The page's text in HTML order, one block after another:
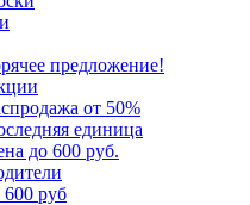
предложение!
от 50%
единица
до 600 руб.
руб